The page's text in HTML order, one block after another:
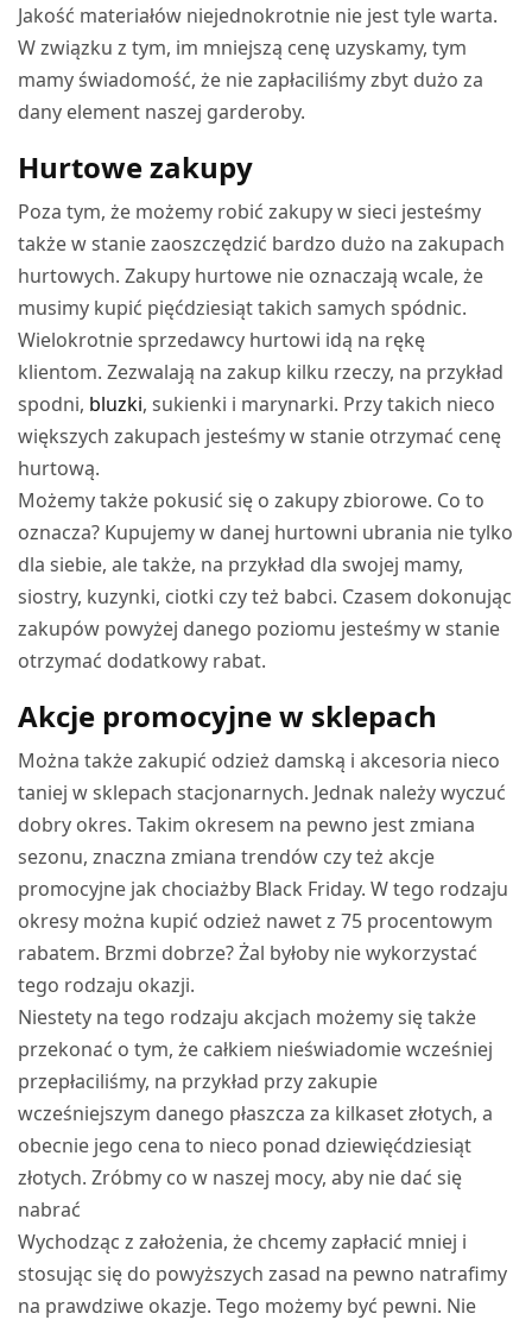
Jakość materiałów niejednokrotnie nie jest tyle warta.
W związku z tym, im mniejszą cenę uzyskamy, tym
mamy świadomość, że nie zapłaciliśmy zbyt dużo za
dany element naszej garderoby.
Hurtowe zakupy
Poza tym, że możemy robić zakupy w sieci jesteśmy
także w stanie zaoszczędzić bardzo dużo na zakupach
hurtowych. Zakupy hurtowe nie oznaczają wcale, że
musimy kupić pięćdziesiąt takich samych spódnic.
Wielokrotnie sprzedawcy hurtowi idą na rękę
klientom. Zezwalają na zakup kilku rzeczy, na przykład
spodni, bluzki, sukienki i marynarki. Przy takich nieco
większych zakupach jesteśmy w stanie otrzymać cenę
hurtową.
Możemy także pokusić się o zakupy zbiorowe. Co to
oznacza? Kupujemy w danej hurtowni ubrania nie tylko
dla siebie, ale także, na przykład dla swojej mamy,
siostry, kuzynki, ciotki czy też babci. Czasem dokonując
zakupów powyżej danego poziomu jesteśmy w stanie
otrzymać dodatkowy rabat.
Akcje promocyjne w sklepach
Można także zakupić odzież damską i akcesoria nieco
taniej w sklepach stacjonarnych. Jednak należy wyczuć
dobry okres. Takim okresem na pewno jest zmiana
sezonu, znaczna zmiana trendów czy też akcje
promocyjne jak chociażby Black Friday. W tego rodzaju
okresy można kupić odzież nawet z 75 procentowym
rabatem. Brzmi dobrze? Żal byłoby nie wykorzystać
tego rodzaju okazji.
Niestety na tego rodzaju akcjach możemy się także
przekonać o tym, że całkiem nieświadomie wcześniej
przepłaciliśmy, na przykład przy zakupie
wcześniejszym danego płaszcza za kilkaset złotych, a
obecnie jego cena to nieco ponad dziewięćdziesiąt
złotych. Zróbmy co w naszej mocy, aby nie dać się
nabrać
Wychodząc z założenia, że chcemy zapłacić mniej i
stosując się do powyższych zasad na pewno natrafimy
na prawdziwe okazje. Tego możemy być pewni. Nie